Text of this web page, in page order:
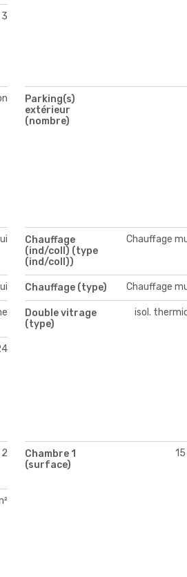
3
Parking(s)
extérieur
(nombre)
Chauffage
(ind/coll) (type
(ind/coll))
Chauffage
Chauffage (type) Chauffage
Double vitrage
(type)
isol.
2
Chambre 1
(surface)